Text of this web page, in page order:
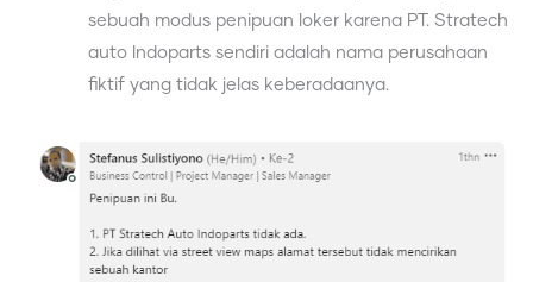
sebuah modus penipuan loker karena PT. Stratech
auto Indoparts sendiri adalah nama perusahaan
fiktif yang tidak jelas keberadaanya.